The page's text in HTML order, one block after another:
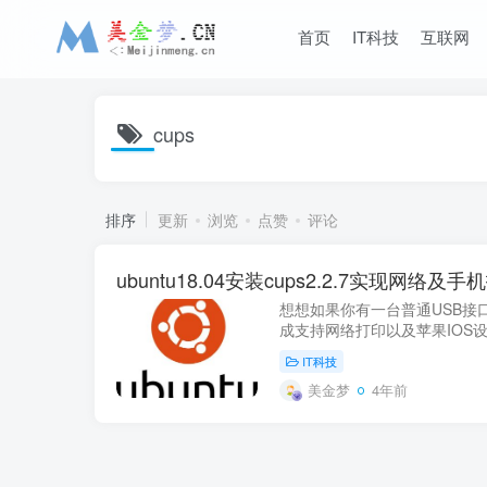
首页 IT科技 互联网
cups
排序 更新 浏览 点赞 评论
ubuntu18.04安装cups2.2.7实现网络及手
想想如果你有一台普通USB接
成支持网络打印以及苹果IOS
IT科技
美金梦 4年前